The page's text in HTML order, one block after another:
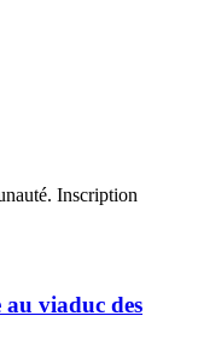
Inscription
viaduc des